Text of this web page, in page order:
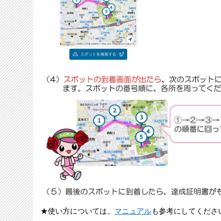
★使い方については、 マニュアルも参考にしてくださ